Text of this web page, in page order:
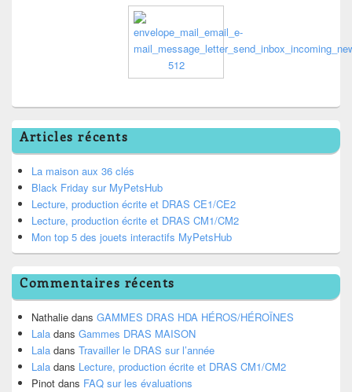
Articles récents
La maison aux 36 clés
Black Friday sur MyPetsHub
Lecture, production écrite et DRAS CE1/CE2
Lecture, production écrite et DRAS CM1/CM2
Mon top 5 des jouets interactifs MyPetsHub
Commentaires récents
Nathalie dans GAMMES DRAS HDA HÉROS/HÉROÏNES
Lala dans Gammes DRAS MAISON
Lala dans Travailler le DRAS sur l’année
Lala dans Lecture, production écrite et DRAS CM1/CM2
Pinot dans FAQ sur les évaluations